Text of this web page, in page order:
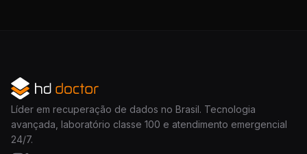
Líder em recuperação de dados no Brasil. Tecnologia
avançada, laboratório classe 100 e atendimento emergencial
24/7.